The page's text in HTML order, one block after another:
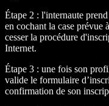
Étape 2 : l'internaute
en cochant la case prévue
cesser la procédure
Internet.
Étape 3 : une fois son
valide le formulaire
confirmation de son